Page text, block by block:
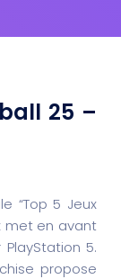
25 –
“Top 5 Jeux
met en avant
PlayStation 5.
propose